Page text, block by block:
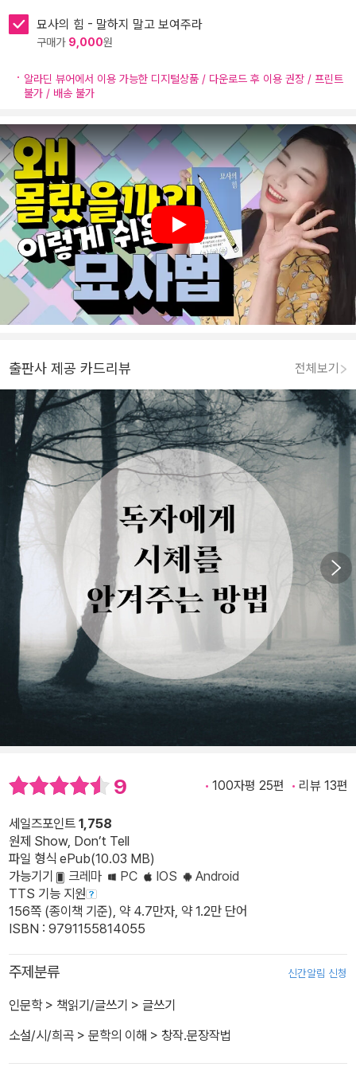
묘사의 힘 - 말하지 말고 보여주라
구매가 9,000원
알라딘 뷰어에서 이용 가능한 디지털상품 / 다운로드 후 이용 권장 / 프린트
불가 / 배송 불가
Play
출판사 제공 카드리뷰 전체보기
9 100자평 25편 리뷰 13편
세일즈포인트 1,758
원제 Show, Don’t Tell
파일 형식 ePub(10.03 MB)
가능기기
크레마 PC IOS
Android
TTS 기능 지원
156쪽 (종이책 기준), 약 4.7만자, 약 1.2만 단어
ISBN : 9791155814055
주제분류 신간알림 신청
인문학> 책읽기/글쓰기 > 글쓰기
소설/시/희곡 > 문학의 이해 > 창작.문장작법